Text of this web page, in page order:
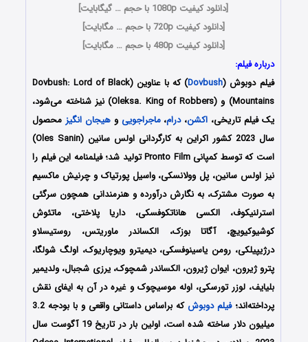
[دانلود کیفیت 1080p با حجم … گیگابایت
]
[دانلود کیفیت 720p با حجم … مگابایت
]
[دانلود کیفیت 480p با حجم … مگابایت
]
درباره فیلم:
فیلم دوبوش (Dovbush
) که با عناوین (Dovbush: Lord of Black
Mountains) و (Oleksa. King of Robbers) نیز شناخته می‌شود،
یک فیلم تاریخی، اکشن،درام،ماجراجویی وهیجان انگیز محصول
سال 2023 کشور اکراین به کارگردانی اولس سانین (Oles Sanin)
است که توسط کمپانی‌ Pronto Film تولید شد؛ فیلمنامه این فیلم را
نیز اولس سانین، پل وولانسکی، واسیل پورتیاک و چرنیش ماکسیم
به صورت مشترک، به نگارش درآورده و هنرمندانی همچون سرگئی
استرلنیکوف، الکسی هاناتکوفسکی، داریا پلاختی، ماتئوش
کوشیوکیویچ، آگاتا بوزک، الکساندر ماوریتس، روستیسلاو
درژیپیلکی، رومن یاسینوفسکی، دیمیترو ویوچاریوک، اولگ شولگا،
پترو ژیرون، ایوان ژیرون، الکساندر شمچوک، یرزی شجبال، ولدیمیر
بلیایف، لوزر تورسکی، اوله موسیچوک و غیره در آن به ایفای نقش
پرداخته‌اند؛فیلم دوبوش
که براساس داستانی واقعی و با بودجه 3.2
میلیون دلار ساخته شده است، اولین بار در تاریخ 19 آگوست سال